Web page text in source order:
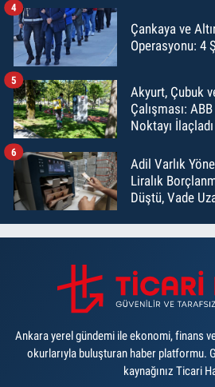
Çankaya ve
Operasyonu: 4
4
Akyurt, Çubuk
Çalışması:
Noktayı İlaçladı
5
Adil Varlık
Liralık
Düştü, Vade
6
Ankara yerel gündemi ile ekonomi, finans
okurlarıyla buluşturan haber platformu.
kaynağınız Ticari